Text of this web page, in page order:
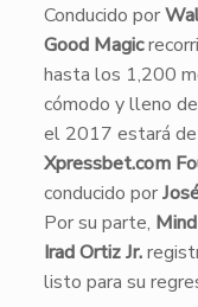
Conducido por
Good Magic
hasta los 1,200
cómodo y lleno
el 2017 estará de
Xpressbet.com
conducido por
​Por su parte,
Irad Ortiz Jr.
listo para su